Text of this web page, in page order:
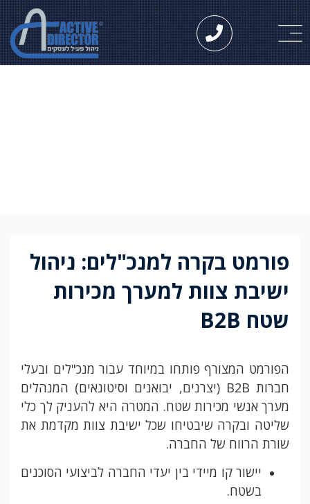
פורמט בקרה למנכ"לים: ניהול
ישיבת צוות למערך מכירות
שטח B2B
הפורמט המצורף פותחו במיוחד עבור מנכ"לים ובעלי
חברות B2B (יצרנים, יבואנים וסיטונאים) המנהלים
מערך אנשי מכירות שטח. המטרה היא להעניק לך כלי
שליטה ובקרה שיבטיחו שכל ישיבת צוות מקדמת את
שורת הרווח של החברה.
יישור קו מיידי בין יעדי החברה לביצועי הסוכנים
בשטח.